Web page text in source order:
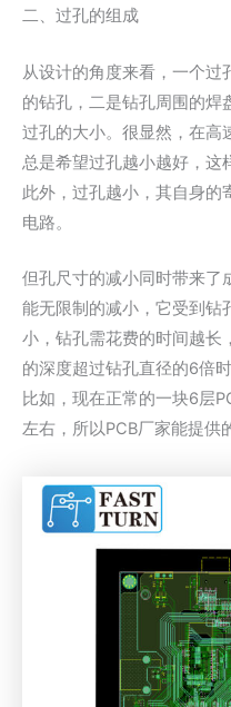
二、过孔的组成
从设计的角度来看，一个过
的钻孔，二是钻孔周围的焊
过孔的大小。很显然，在高
总是希望过孔越小越好，这
此外，过孔越小，其自身的
电路。
但孔尺寸的减小同时带来了
能无限制的减小，它受到钻
小，钻孔需花费的时间越长
的深度超过钻孔直径的6倍
比如，现在正常的一块6层
左右，所以PCB厂家能提供